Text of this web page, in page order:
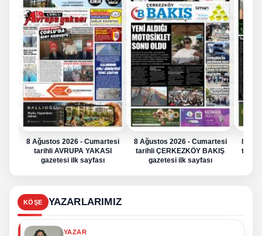
8 Ağustos 2026 - Cumartesi
tarihli AVRUPA YAKASI
gazetesi ilk sayfası
8 Ağustos 2026 - Cumartesi
tarihli ÇERKEZKÖY BAKIŞ
gazetesi ilk sayfası
8
tarihli
KÖŞE YAZARLARIMIZ
YAZAR